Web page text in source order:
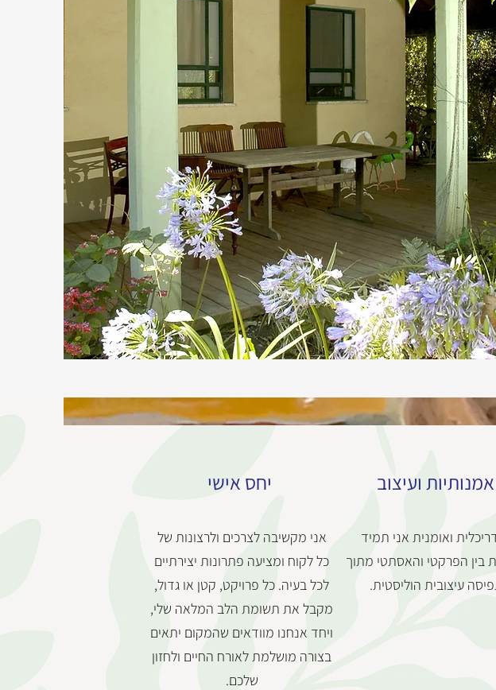
אני מקשיבה לצרכים ולרצונות של
כל לקוח ומציעה פתרונות יצירתיים
לכל בעיה. כל פרויקט, קטן או גדול,
מקבל את תשומת הלב המלאה שלי,
ויחד אנחנו מוודאים שהמקום יתאים
בצורה מושלמת לאורח החיים ולחזון
שלכם.
ואומנית אני תמיד
בין הפרקטי והאסתטי מתוך
עיצובית הוליסטית.